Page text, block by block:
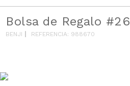
Bolsa de Regalo #26
BENJI REFERENCIA: 988670